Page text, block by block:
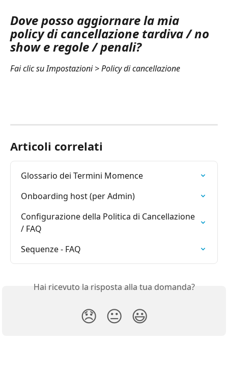
Dove posso aggiornare la mia
policy di cancellazione tardiva / no
show e regole / penali?
Fai clic su Impostazioni > Policy di cancellazione
Articoli correlati
Glossario dei Termini Momence
Onboarding host (per Admin)
Configurazione della Politica di Cancellazione
/ FAQ
Sequenze - FAQ
Hai ricevuto la risposta alla tua domanda?
😞 😐 😃